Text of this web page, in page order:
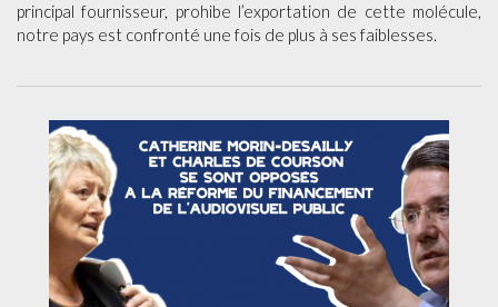
principal fournisseur, prohibe l’exportation de cette molécule,
notre pays est confronté une fois de plus à ses faiblesses.